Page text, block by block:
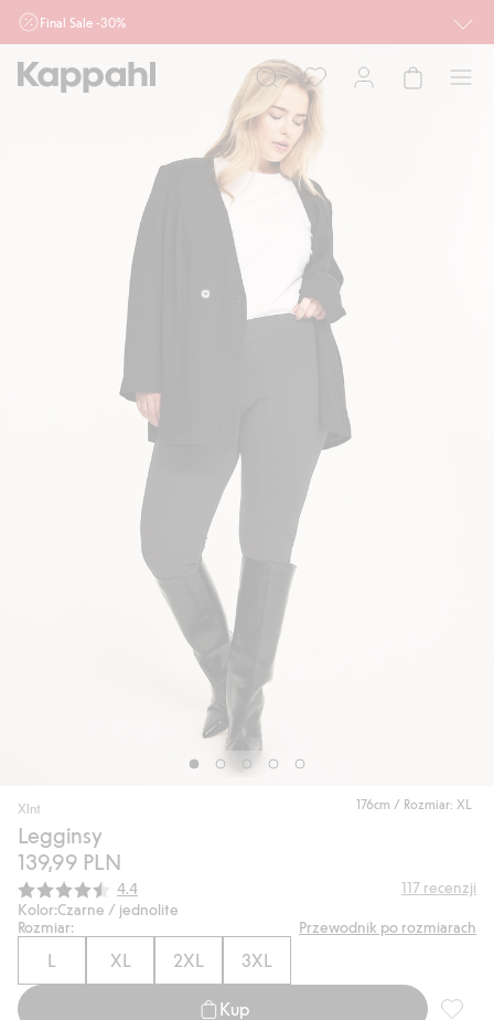
Final Sale -30%
działu outlet do 10.8 w sklepach Kappahl i Newbie oraz na kappahl.com. Ofert
nie łączymy
Dziecko
176cm / Rozmiar: XL
Xlnt
Legginsy
139,99 PLN
Średnia ocena:
4.4 117 recenzji
Kolor:Czarne / jednolite
Rozmiar:
Przewodnik po rozmiarach
L XL 2XL 3XL
Kup